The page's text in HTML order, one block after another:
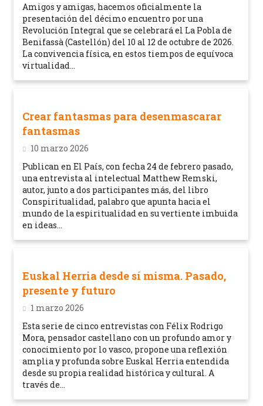
Amigos y amigas, hacemos oficialmente la
presentación del décimo encuentro por una
Revolución Integral que se celebrará el La Pobla de
Benifassà (Castellón) del 10 al 12 de octubre de 2026.
La convivencia física, en estos tiempos de equívoca
virtualidad...
Crear fantasmas para desenmascarar
fantasmas
10 marzo 2026
Publican en El País, con fecha 24 de febrero pasado,
una entrevista al intelectual Matthew Remski,
autor, junto a dos participantes más, del libro
Conspiritualidad, palabro que apunta hacia el
mundo de la espiritualidad en su vertiente imbuida
en ideas...
Euskal Herria desde sí misma. Pasado,
presente y futuro
1 marzo 2026
Esta serie de cinco entrevistas con Félix Rodrigo
Mora, pensador castellano con un profundo amor y
conocimiento por lo vasco, propone una reflexión
amplia y profunda sobre Euskal Herria entendida
desde su propia realidad histórica y cultural. A
través de...